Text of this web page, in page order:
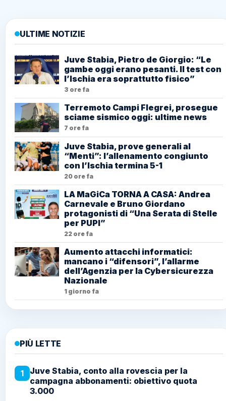
ULTIME NOTIZIE
Juve Stabia, Pietro de Giorgio: “Le
gambe oggi erano pesanti. Il test con
l’Ischia era soprattutto fisico”
3 ore fa
Terremoto Campi Flegrei, prosegue
sciame sismico oggi: ultime news
7 ore fa
Juve Stabia, prove generali al
“Menti”: l’allenamento congiunto
con l’Ischia termina 5-1
20 ore fa
LA MaGiCa TORNA A CASA: Andrea
Carnevale e Bruno Giordano
protagonisti di “Una Serata di Stelle
per PUPI”
22 ore fa
Aumento attacchi informatici:
mancano i “difensori”, l’allarme
dell’Agenzia per la Cybersicurezza
Nazionale
1 giorno fa
PIÙ LETTE
1
Juve Stabia, conto alla rovescia per la
campagna abbonamenti: obiettivo quota
3.000